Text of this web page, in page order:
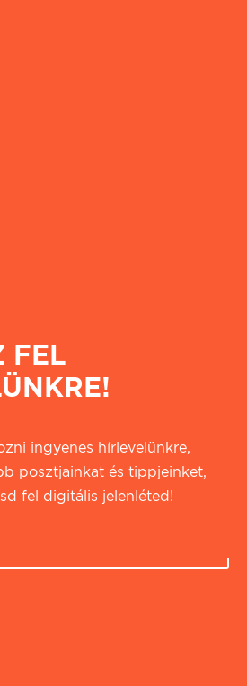
FEL
ingyenes hírlevelünkre,
posztjainkat és tippjeinket,
fel digitális jelenléted!